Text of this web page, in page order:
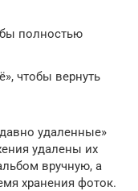
полностью
чтобы вернуть
удаленные»
удалены их
вручную, а
хранения фоток.